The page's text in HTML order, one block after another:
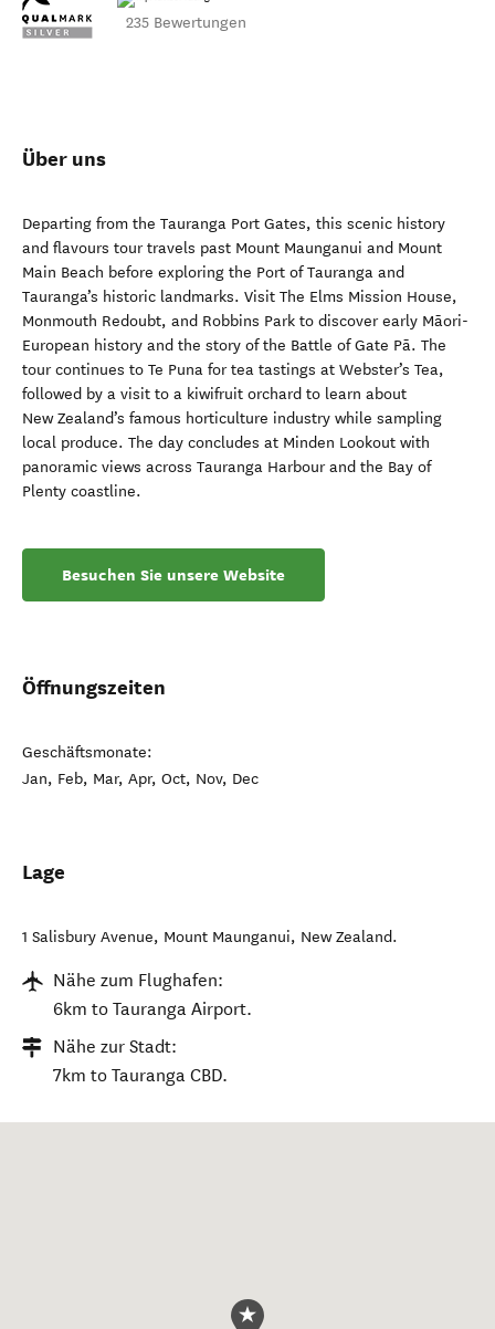
235 Bewertungen
Über uns
Departing from the Tauranga Port Gates, this scenic history
and flavours tour travels past Mount Maunganui and Mount
Main Beach before exploring the Port of Tauranga and
Tauranga’s historic landmarks. Visit The Elms Mission House,
Monmouth Redoubt, and Robbins Park to discover early Māori-
European history and the story of the Battle of Gate Pā. The
tour continues to Te Puna for tea tastings at Webster’s Tea,
followed by a visit to a kiwifruit orchard to learn about
New Zealand’s famous horticulture industry while sampling
local produce. The day concludes at Minden Lookout with
panoramic views across Tauranga Harbour and the Bay of
Plenty coastline.
Besuchen Sie unsere Website
Öffnungszeiten
Geschäftsmonate:
Jan, Feb, Mar, Apr, Oct, Nov, Dec
Lage
1 Salisbury Avenue, Mount Maunganui, New Zealand.
Nähe zum Flughafen:
6km to Tauranga Airport.
Nähe zur Stadt:
7km to Tauranga CBD.